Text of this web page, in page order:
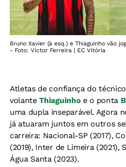
Bruno Xavier (à esq.) e Thiaguinho vão
- Foto: Victor Ferreira | EC Vitória
Atletas de confiança do técnico
volanteThiaguinho e o ponta
uma dupla inseparável. Agora
já atuaram juntos em outros
carreira: Nacional-SP (2017),
(2019), Inter de Limeira (2021),
Água Santa (2023).